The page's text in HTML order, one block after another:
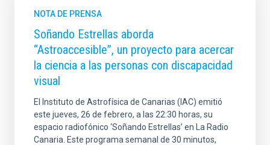
NOTA DE PRENSA
Soñando Estrellas aborda
“Astroaccesible”, un proyecto para acercar
la ciencia a las personas con discapacidad
visual
El Instituto de Astrofísica de Canarias (IAC) emitió
este jueves, 26 de febrero, a las 22:30 horas, su
espacio radiofónico ‘Soñando Estrellas’ en La Radio
Canaria. Este programa semanal de 30 minutos,